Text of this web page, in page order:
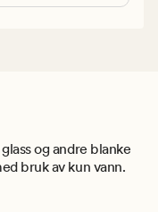
og andre blanke
bruk av kun vann.